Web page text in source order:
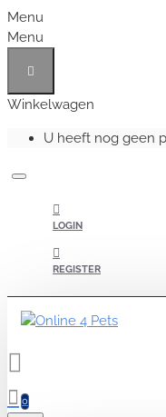
Menu
Menu
Winkelwagen
U heeft nog geen
LOGIN
REGISTER
0